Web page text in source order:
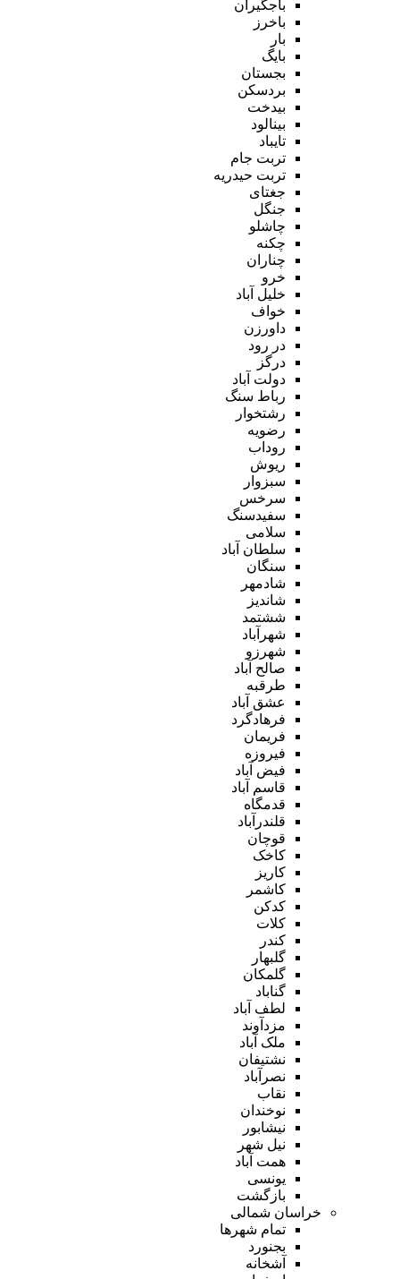
باجگیران
باخرز
بار
بایگ
بجستان
بردسکن
بیدخت
بینالود
تایباد
تربت جام
تربت حیدریه
جغتای
جنگل
چاشلو
چکنه
چناران
خرو
خلیل آباد
خواف
داورزن
در رود
درگز
دولت آباد
رباط سنگ
رشتخوار
رضویه
روداب
ریوش
سبزوار
سرخس
سفیدسنگ
سلامی
سلطان آباد
سنگان
شادمهر
شاندیز
ششتمد
شهرآباد
شهرزو
صالح آباد
طرقبه
عشق آباد
فرهادگرد
فریمان
فیروزه
فیض آباد
قاسم آباد
قدمگاه
قلندرآباد
قوچان
کاخک
کاریز
کاشمر
کدکن
کلات
کندر
گلبهار
گلمکان
گناباد
لطف آباد
مزدآوند
ملک آباد
نشتیفان
نصرآباد
نقاب
نوخندان
نیشابور
نیل شهر
همت آباد
یونسی
بازگشت
خراسان شمالی
تمام شهر‌ها
بجنورد
آشخانه